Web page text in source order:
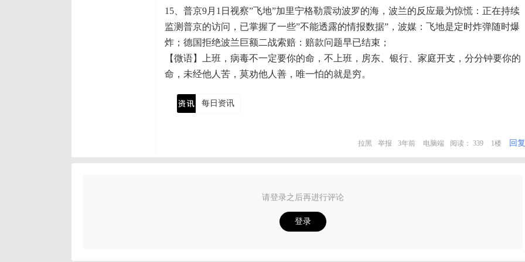
15、普京9月1日视察”飞地”加里宁格勒震动波罗的海，波兰的反应最为惊慌：正在持续
监测普京的访问，已掌握了一些”不能透露的情报数据”，波媒：飞地是定时炸弹随时爆
炸；德国拒绝波兰巨额二战索赔：赔款问题早已结束；
【微语】上班，病毒不一定要你的命，不上班，房东、银行、家庭开支，分分钟要你的
命，未经他人苦，莫劝他人善，唯一怕的就是穷。
每日资讯
拉黑 举报 3年前 电脑端 阅读： 339 1楼 回复
请登录之后再进行评论
登录